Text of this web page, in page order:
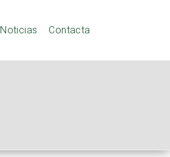
Noticias Contacta